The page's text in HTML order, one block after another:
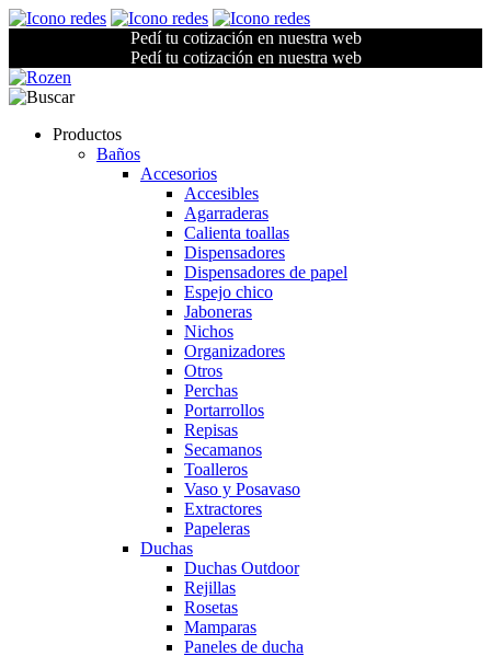
Pedí tu cotización en nuestra web
Pedí tu cotización en nuestra web
Productos
Baños
Accesorios
Accesibles
Agarraderas
Calienta toallas
Dispensadores
Dispensadores de papel
Espejo chico
Jaboneras
Nichos
Organizadores
Otros
Perchas
Portarrollos
Repisas
Secamanos
Toalleros
Vaso y Posavaso
Extractores
Papeleras
Duchas
Duchas Outdoor
Rejillas
Rosetas
Mamparas
Paneles de ducha